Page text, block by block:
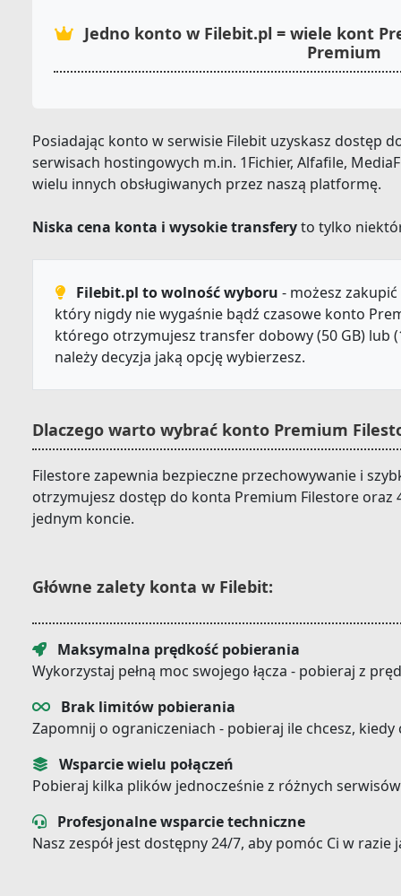
Jedno konto w Filebit.pl = wiele kont
Premium
Posiadając konto w serwisie Filebit uzyskasz dostęp
serwisach hostingowych m.in. 1Fichier, Alfafile,
wielu innych obsługiwanych przez naszą platformę.
Niska cena konta i wysokie transferyto tylko
Filebit.pl to wolność wyboru - możesz
który nigdy nie wygaśnie bądź czasowe konto
którego otrzymujesz transfer dobowy (50 GB) lub
należy decyzja jaką opcję wybierzesz.
Dlaczego warto wybrać konto Premium
Filestore zapewnia bezpieczne przechowywanie i
otrzymujesz dostęp do konta Premium Filestore oraz
jednym koncie.
Główne zalety konta w Filebit:
Maksymalna prędkość pobierania
Wykorzystaj pełną moc swojego łącza - pobieraj z
Brak limitów pobierania
Zapomnij o ograniczeniach - pobieraj ile chcesz,
Wsparcie wielu połączeń
Pobieraj kilka plików jednocześnie z różnych
Profesjonalne wsparcie techniczne
Nasz zespół jest dostępny 24/7, aby pomóc Ci w